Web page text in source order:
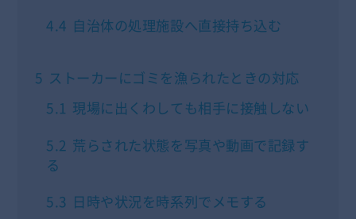
4.4 自治体の処理施設へ直接持ち込む
5 ストーカーにゴミを漁られたときの対応
5.1 現場に出くわしても相手に接触しない
5.2 荒らされた状態を写真や動画で記録す
る
5.3 日時や状況を時系列でメモする